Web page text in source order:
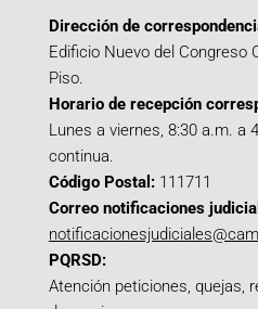
Dirección de
Edificio Nuevo del Congreso
Piso.
Horario de recepción
Lunes a viernes, 8:30 a.m. a
continua.
Código Postal: 111711
Correo notificaciones
PQRSD:
Atención peticiones, quejas,